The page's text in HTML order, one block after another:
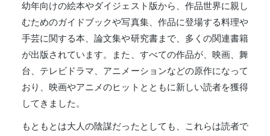
幼年向けの絵本やダイジェスト版から、作品世界に親し
むためのガイドブックや写真集、作品に登場する料理や
手芸に関する本、論文集や研究書まで、多くの関連書籍
が出版されています。また、すべての作品が、映画、舞
台、テレビドラマ、アニメーションなどの原作になって
おり、映画やアニメのヒットとともに新しい読者を獲得
してきました。
もともとは大人の陰謀だったとしても、これらは読者で